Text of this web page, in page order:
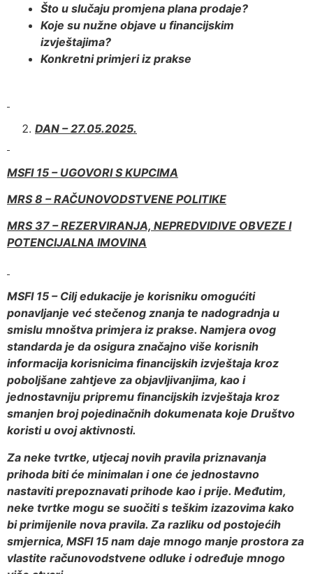
Što u slučaju promjena plana prodaje?
Koje su nužne objave u financijskim
izvještajima?
Konkretni primjeri iz prakse
DAN – 27.05.2025.
MSFI 15 – UGOVORI S KUPCIMA
MRS 8 – RAČUNOVODSTVENE POLITIKE
MRS 37 – REZERVIRANJA, NEPREDVIDIVE OBVEZE I
POTENCIJALNA IMOVINA
MSFI 15 – Cilj edukacije je korisniku omogućiti
ponavljanje već stečenog znanja te nadogradnja u
smislu mnoštva primjera iz prakse. Namjera ovog
standarda je da osigura značajno više korisnih
informacija korisnicima financijskih izvještaja kroz
poboljšane zahtjeve za objavljivanjima, kao i
jednostavniju pripremu financijskih izvještaja kroz
smanjen broj pojedinačnih dokumenata koje Društvo
koristi u ovoj aktivnosti.
Za neke tvrtke, utjecaj novih pravila priznavanja
prihoda biti će minimalan i one će jednostavno
nastaviti prepoznavati prihode kao i prije. Međutim,
neke tvrtke mogu se suočiti s teškim izazovima kako
bi primijenile nova pravila. Za razliku od postojećih
smjernica, MSFI 15 nam daje mnogo manje prostora za
vlastite računovodstvene odluke i određuje mnogo